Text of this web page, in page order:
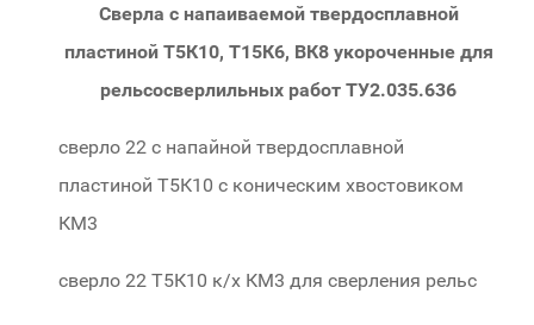
Сверла с напаиваемой твердосплавной
пластиной Т5К10, Т15К6, ВК8 укороченные для
рельсосверлильных работ ТУ2.035.636
сверло 22 c напайной твердосплавной
пластиной Т5К10 с коническим хвостовиком
КМ3
сверло 22 Т5К10 к/х КМ3 для сверления рельс